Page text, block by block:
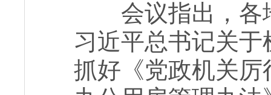
会议指出，各
习近平总书记关
抓好《党政机关